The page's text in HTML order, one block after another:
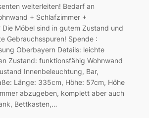
weiterleiten! Bedarf an
+ Schlafzimmer +
Die Möbel sind in gutem Zustand und
Gebrauchsspuren! Spende :
Oberbayern Details: leichte
Zustand: funktionsfähig Wohnwand
Innenbeleuchtung, Bar,
Länge: 335cm, Höhe: 57cm, Höhe
abzugeben, komplett aber auch
Bettkasten,…